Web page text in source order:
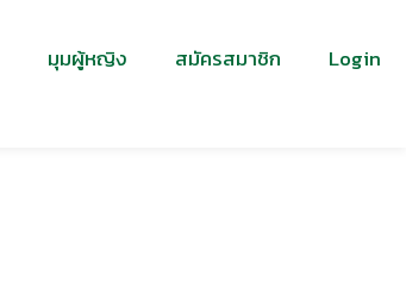
มุมผู้หญิง สมัครสมาชิก Login